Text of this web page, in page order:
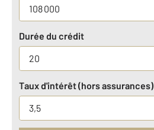
Durée du crédit
Taux d'intérêt (hors assurances)